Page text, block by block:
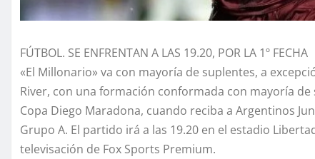
FÚTBOL. SE ENFRENTAN A LAS 19.20, POR LA 1º FECHA
«El Millonario» va con mayoría de suplentes, a
River, con una formación conformada con mayoría
Copa Diego Maradona, cuando reciba a Argentinos
Grupo A. El partido irá a las 19.20 en el estadio
televisación de Fox Sports Premium.